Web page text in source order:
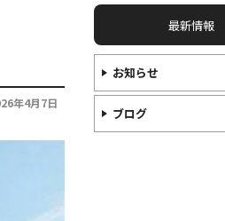
年4月7日
最新情報
お知らせ
ブログ